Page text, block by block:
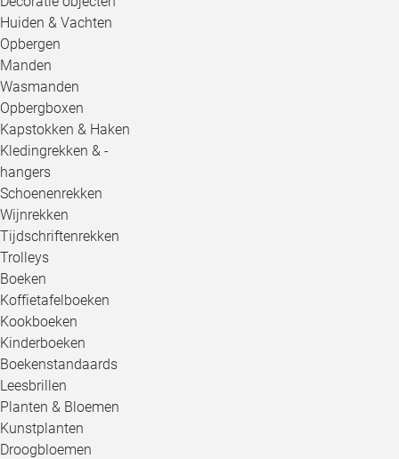
Huiden & Vachten
Opbergen
Manden
Wasmanden
Opbergboxen
Kapstokken & Haken
Kledingrekken & -
hangers
Schoenenrekken
Wijnrekken
Tijdschriftenrekken
Trolleys
Boeken
Koffietafelboeken
Kookboeken
Kinderboeken
Boekenstandaards
Leesbrillen
Planten & Bloemen
Kunstplanten
Droogbloemen